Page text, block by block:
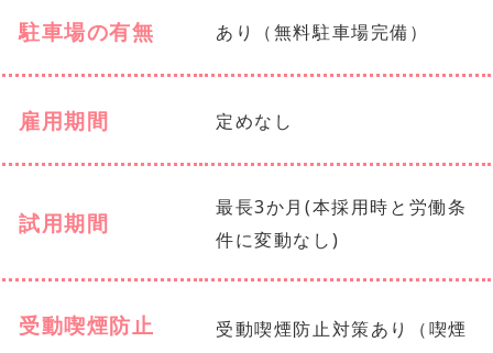
駐車場の有無 あり（無料駐車場完備）
雇用期間 定めなし
試用期間
最長3か月(本採用時と労働条
件に変動なし)
受動喫煙防止
受動喫煙防止対策あり（喫煙